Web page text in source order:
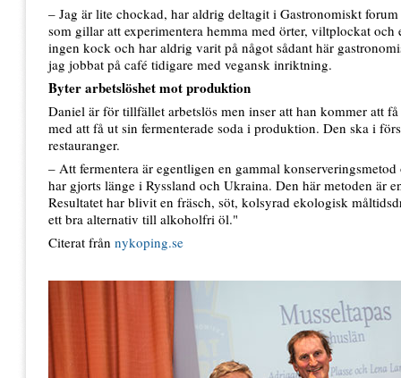
– Jag är lite chockad, har aldrig deltagit i Gastronomiskt
som gillar att experimentera hemma med örter, viltplockat och
ingen kock och har aldrig varit på något sådant här
jag jobbat på café tidigare med vegansk inriktning.
Byter arbetslöshet mot produktion
Daniel är för tillfället arbetslös men inser att han kommer att
med att få ut sin fermenterade soda i produktion. Den ska i
restauranger.
– Att fermentera är egentligen en gammal
har gjorts länge i Ryssland och Ukraina. Den här metoden är
Resultatet har blivit en fräsch, söt, kolsyrad ekologisk
ett bra alternativ till alkoholfri öl."
Citerat från nykoping.se